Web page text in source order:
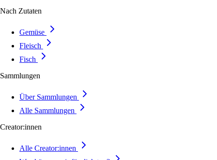
Nach Zutaten
Gemüse
Fleisch
Fisch
Sammlungen
Über Sammlungen
Alle Sammlungen
Creator:innen
Alle Creator:innen